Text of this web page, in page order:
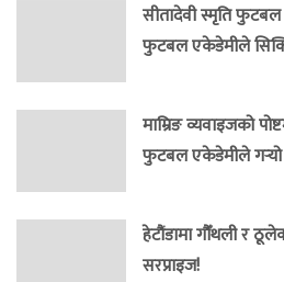
सीतादेवी स्मृति फुटबल
फुटबल एकेडेमीले
माम्रिङ व्यवाइजको
फुटबल एकेडेमीले गर्‍यो
हेटौंडामा गौँथली र
सरप्राइज!